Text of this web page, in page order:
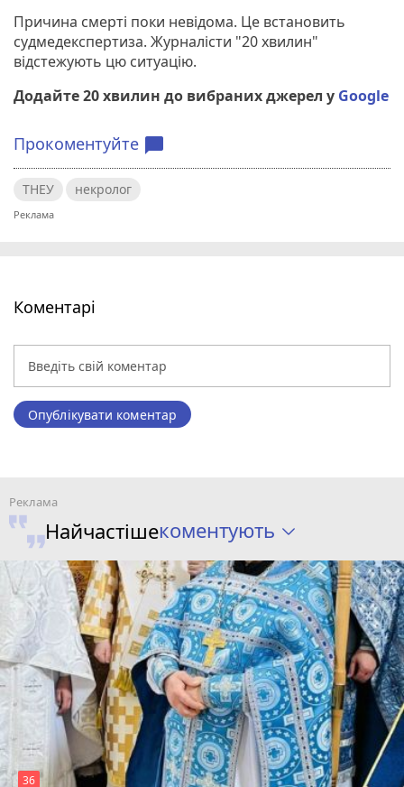
Причина смерті поки невідома. Це встановить
судмедекспертиза. Журналісти "20 хвилин"
відстежують цю ситуацію.
Додайте 20 хвилин до вибраних джерел у Google
Прокоментуйте chat_bubble
ТНЕУ некролог
Коментарі
Опублікувати коментар
Найчастішекоментують
36